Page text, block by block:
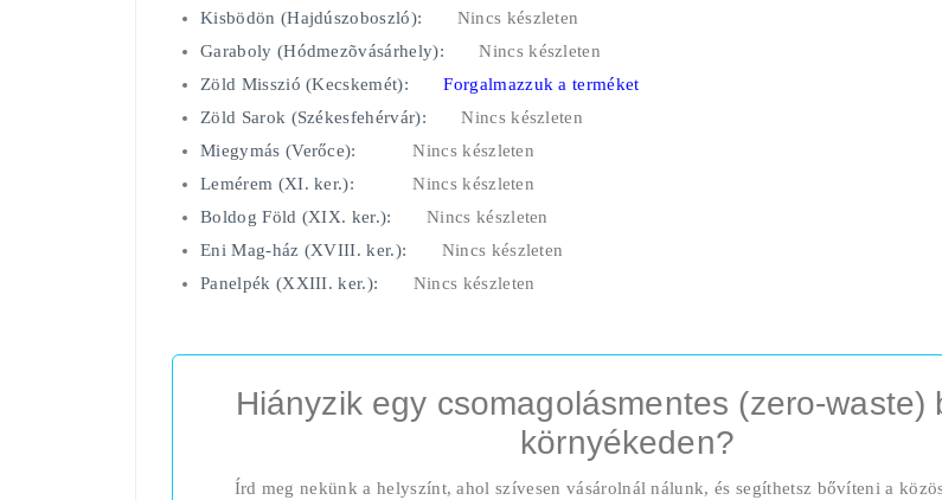
Kisbödön (Hajdúszoboszló):
Nincs készleten
Garaboly (Hódmezõvásárhely):
Nincs készleten
Zöld Misszió (Kecskemét):
Forgalmazzuk a terméket
Zöld Sarok (Székesfehérvár):
Nincs készleten
Miegymás (Verőce):
Nincs készleten
Lemérem (XI. ker.):
Nincs készleten
Boldog Föld (XIX. ker.):
Nincs készleten
Eni Mag-ház (XVIII. ker.):
Nincs készleten
Panelpék (XXIII. ker.):
Nincs készleten
Hiányzik egy csomagolásmentes (zero-waste)
környékeden?
Írd meg nekünk a helyszínt, ahol szívesen vásárolnál nálunk, és segíthetsz bővíteni a